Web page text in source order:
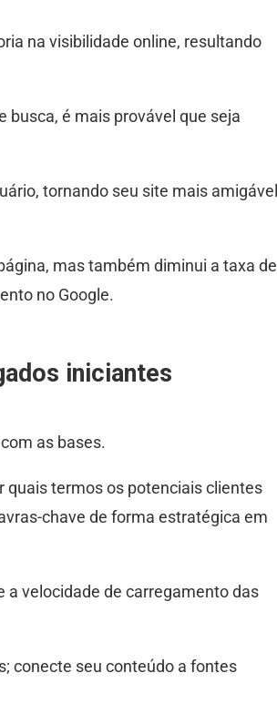
na visibilidade online, resultando
busca, é mais provável que seja
tornando seu site mais amigável
mas também diminui a taxa de
no Google.
iniciantes
as bases.
quais termos os potenciais clientes
chave de forma estratégica em
a velocidade de carregamento das
conecte seu conteúdo a fontes